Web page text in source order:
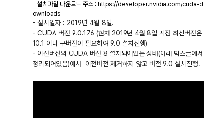
- 설치파일 다운로드 주소 : https://developer.nvidia.com/cuda-d
ownloads
- 설치일자 : 2019년 4월 8일.
- CUDA 버전 9.0.176 (현재 2019년 4월 8일 시점 최신버전은
10.1 이나 구버전이 필요하여 9.0 설치진행)
- 이전버전의 CUDA 버전 8 설치되어있는 상태(아래 박스글에서
정리되어있음)에서 이전버전 제거하지 않고 버전 9.0 설치진행.